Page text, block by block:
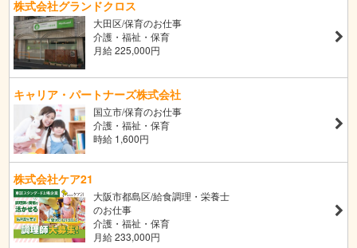
株式会社グランドクロス
大田区/保育のお仕事
介護・福祉・保育
月給 225,000円
キャリア・パートナーズ株式会社
国立市/保育のお仕事
介護・福祉・保育
時給 1,600円
株式会社ケア21
大阪市都島区/給食調理・栄養士
のお仕事
介護・福祉・保育
月給 233,000円